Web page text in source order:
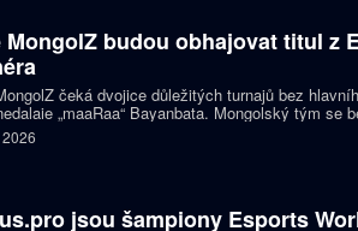
MongolZ budou obhajovat titul z
čeká dvojice důležitých turnajů bez
„maaRaa“ Bayanbata. Mongolský tým se
na BLAST Bounty Finals i Esports World Cupu,
loňský titul. Zkušený kouč zůstane se
jsou šampiony Esports